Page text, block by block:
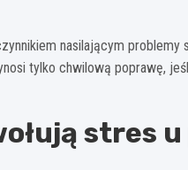
nasilającym problemy
tylko chwilową poprawę,
stres u